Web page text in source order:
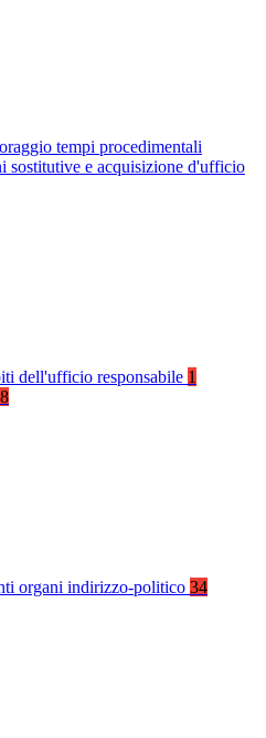
tempi procedimentali
sostitutive e acquisizione d'ufficio
dell'ufficio responsabile 1
organi indirizzo-politico 34